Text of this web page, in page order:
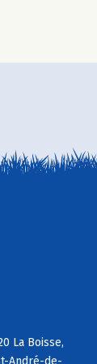
La Boisse,
André-de-